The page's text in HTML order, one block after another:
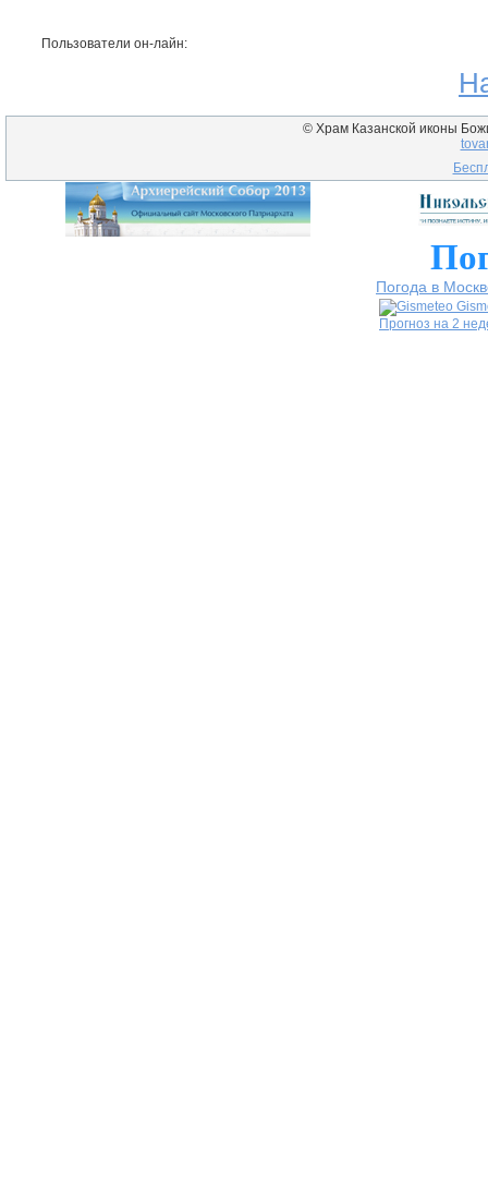
Пользователи он-лайн:
© Храм Казанской иконы
Погода в
Прогноз на 2